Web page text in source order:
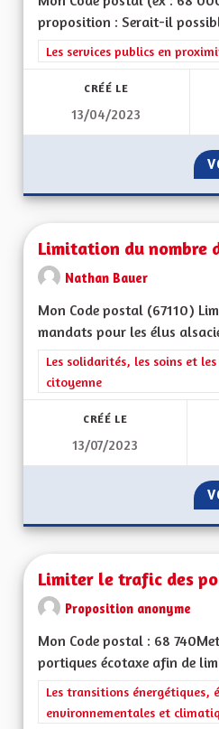
proposition : Serait-il
Filtrer les résultats de la
Les services publics en
CRÉÉ LE
13/04/2023
Limitation du nombre
Nathan Bauer
Mon Code postal (67110)
mandats pour les élus
Filtrer les résultats de la
Les solidarités, les soins et
citoyenne
CRÉÉ LE
13/07/2023
Limiter le trafic des
Proposition anonyme
Mon Code postal : 68
portiques écotaxe afin de
Filtrer les résultats de la
Les transitions énergétiques,
environnementales et